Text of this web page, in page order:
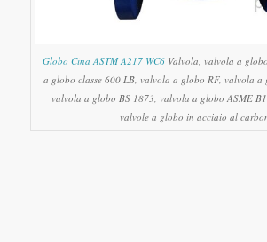
Globo Cina ASTM A217 WC6 Valvola, valvola a
a globo classe 600 LB, valvola a globo RF, valvola a
valvola a globo BS 1873, valvola a globo ASME
valvole a globo in acciaio al